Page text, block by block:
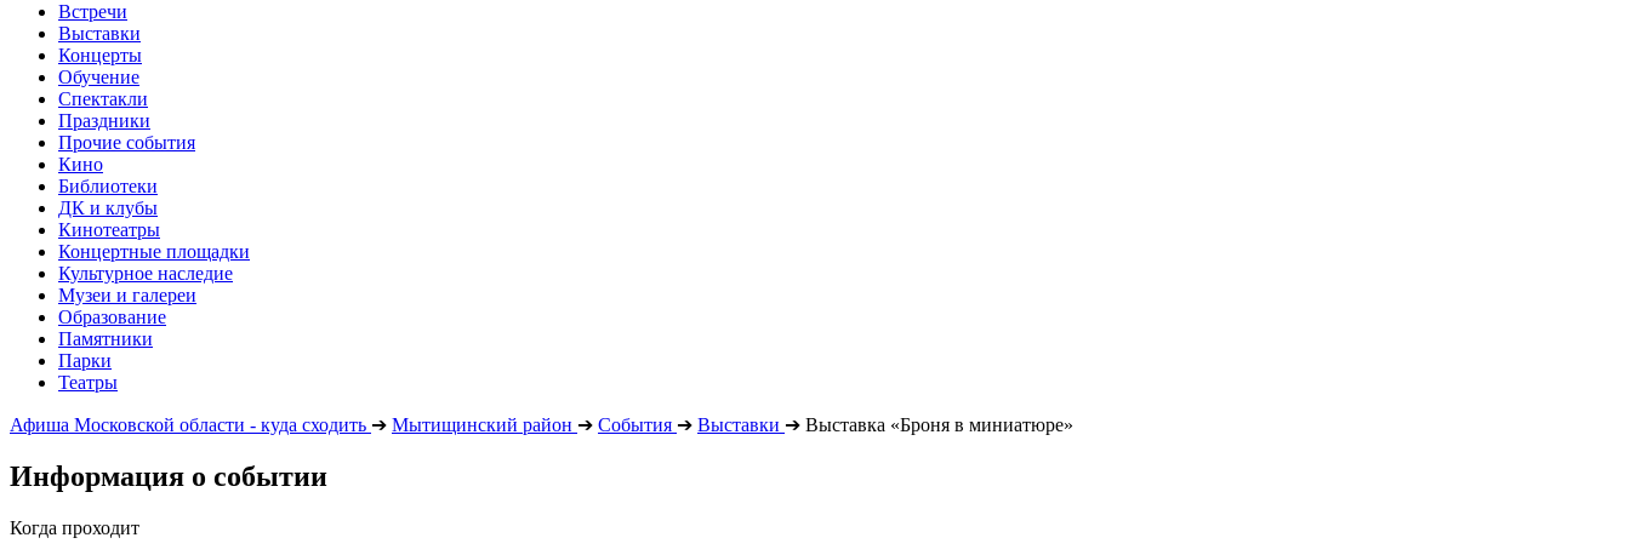
Встречи
Выставки
Концерты
Обучение
Спектакли
Праздники
Прочие события
Кино
Библиотеки
ДК и клубы
Кинотеатры
Концертные площадки
Культурное наследие
Музеи и галереи
Образование
Памятники
Парки
Театры
Афиша Московской области - куда сходить ➔ Мытищинский район ➔ События ➔ Выставки ➔ Выставка «Броня в миниатюре»
Информация о событии
Когда проходит